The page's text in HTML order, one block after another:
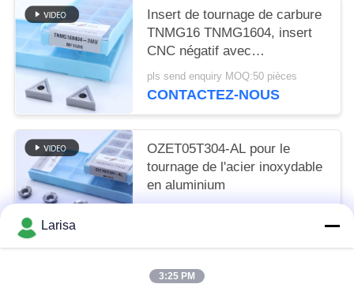
Insert de tournage de carbure
TNMG16 TNMG1604, insert
CNC négatif avec
déchiqueteur semi-fini 3MU
pls send enquiry MOQ:50 pièces
CONTACTEZ-NOUS
OZET05T304-AL pour le
tournage de l'acier inoxydable
en aluminium
Larisa
3:25 PM